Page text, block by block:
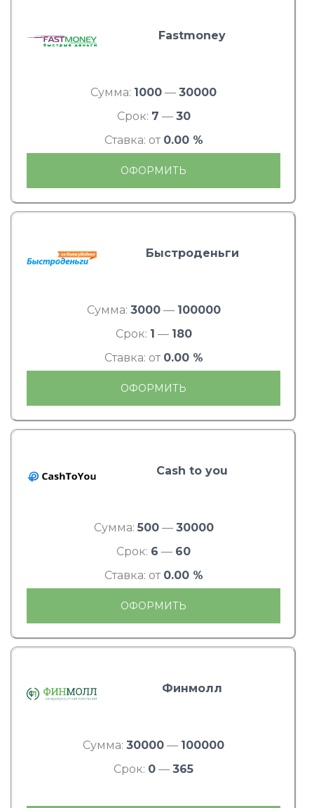
Fastmoney
Сумма: 1000 — 30000
Срок: 7 — 30
Ставка: от 0.00 %
ОФОРМИТЬ
Быстроденьги
Сумма: 3000— 100000
Срок: 1 — 180
Ставка: от 0.00 %
ОФОРМИТЬ
Cash to you
Сумма: 500— 30000
Срок: 6 — 60
Ставка: от 0.00 %
ОФОРМИТЬ
Финмолл
Сумма: 30000 — 100000
Срок: 0 — 365